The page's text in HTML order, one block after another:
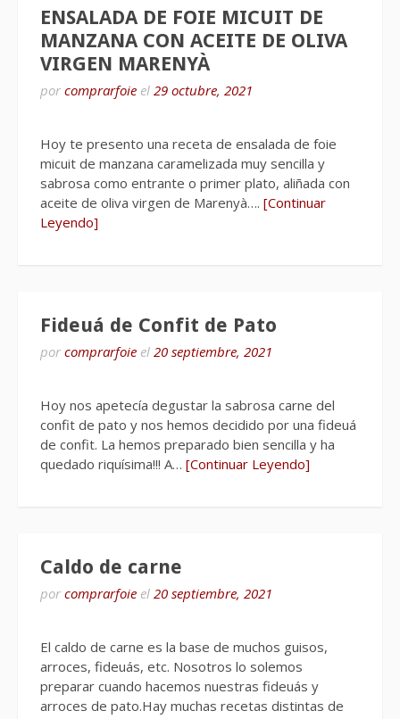
ENSALADA DE FOIE MICUIT DE
MANZANA CON ACEITE DE OLIVA
VIRGEN MARENYÀ
por comprarfoie el 29 octubre, 2021
Hoy te presento una receta de ensalada de foie
micuit de manzana caramelizada muy sencilla y
sabrosa como entrante o primer plato, aliñada con
aceite de oliva virgen de Marenyà…. [Continuar
Leyendo]
Fideuá de Confit de Pato
por comprarfoie el 20 septiembre, 2021
Hoy nos apetecía degustar la sabrosa carne del
confit de pato y nos hemos decidido por una fideuá
de confit. La hemos preparado bien sencilla y ha
quedado riquísima!!! A… [Continuar Leyendo]
Caldo de carne
por comprarfoie el 20 septiembre, 2021
El caldo de carne es la base de muchos guisos,
arroces, fideuás, etc. Nosotros lo solemos
preparar cuando hacemos nuestras fideuás y
arroces de pato.Hay muchas recetas distintas de